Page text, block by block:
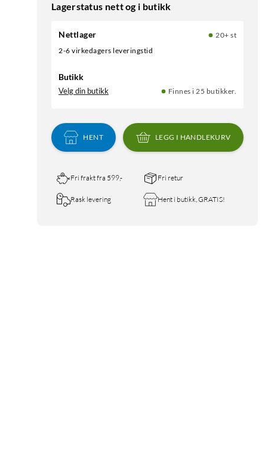
Lagerstatus nett og i butikk
Nettlager
20+ st
2-6 virkedagers leveringstid
Butikk
Velg din butikk Finnes i 25 butikker.
HENT LEGG I HANDLEKURV
Fri frakt fra 599,- Fri retur
Rask levering Hent i butikk, GRATIS!